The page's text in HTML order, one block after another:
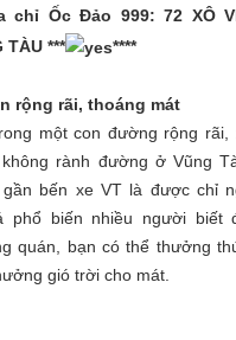
chỉ Ốc Đảo 999: 72 XÔ
TÀU ***
****
rộng rãi, thoáng mát
một con đường rộng rãi,
rành đường ở Vũng
bến xe VT là được chỉ
phổ biến nhiều người biết
quán, bạn có thể thưởng
gió trời cho mát.